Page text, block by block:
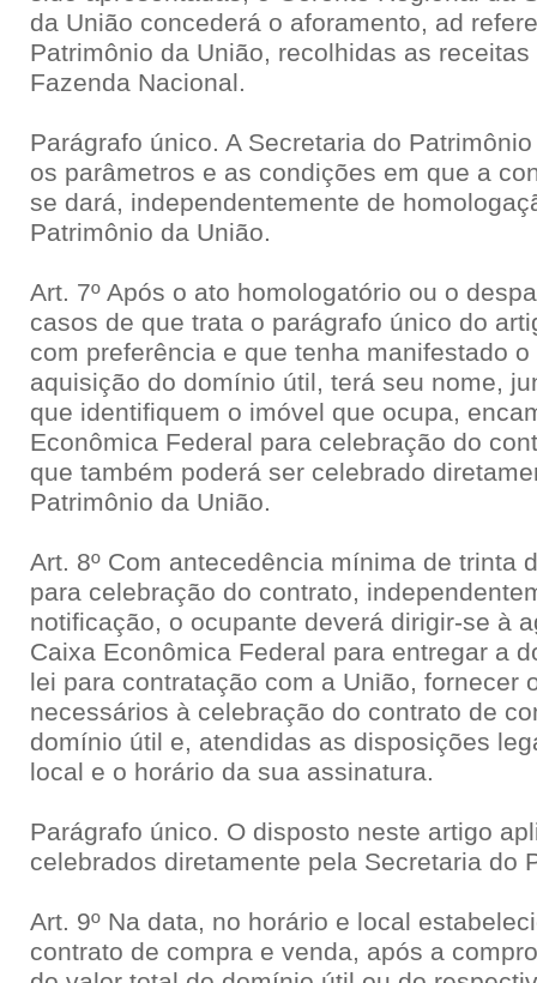
da União concederá o aforamento, ad
Patrimônio da União, recolhidas as
Fazenda Nacional.
Parágrafo único. A Secretaria do
os parâmetros e as condições em que a
se dará, independentemente de
Patrimônio da União.
Art. 7º Após o ato homologatório ou o
casos de que trata o parágrafo único do
com preferência e que tenha manifestado
aquisição do domínio útil, terá seu nome,
que identifiquem o imóvel que ocupa,
Econômica Federal para celebração do
que também poderá ser celebrado
Patrimônio da União.
Art. 8º Com antecedência mínima de trinta
para celebração do contrato,
notificação, o ocupante deverá dirigir-se à
Caixa Econômica Federal para entregar a
lei para contratação com a União, fornecer
necessários à celebração do contrato de
domínio útil e, atendidas as disposições
local e o horário da sua assinatura.
Parágrafo único. O disposto neste artigo
celebrados diretamente pela Secretaria do
Art. 9º Na data, no horário e local
contrato de compra e venda, após a